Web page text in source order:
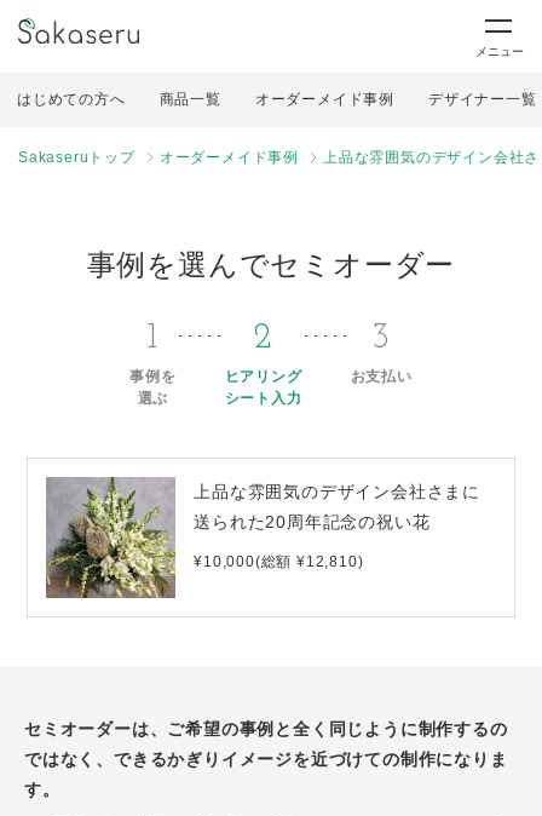
メニュー
はじめての方へ 商品一覧 オーダーメイド事例 デザイナー一覧
Sakaseruトップ オーダーメイド事例 上品な雰囲気のデザイン会社
事例を選んでセミオーダー
1
事例を
選ぶ
2
ヒアリング
シート入力
3
お支払い
上品な雰囲気のデザイン会社さまに
送られた20周年記念の祝い花
¥10,000(総額 ¥12,810)
セミオーダーは、ご希望の事例と全く同じように制作するの
ではなく、できるかぎりイメージを近づけての制作になりま
す。